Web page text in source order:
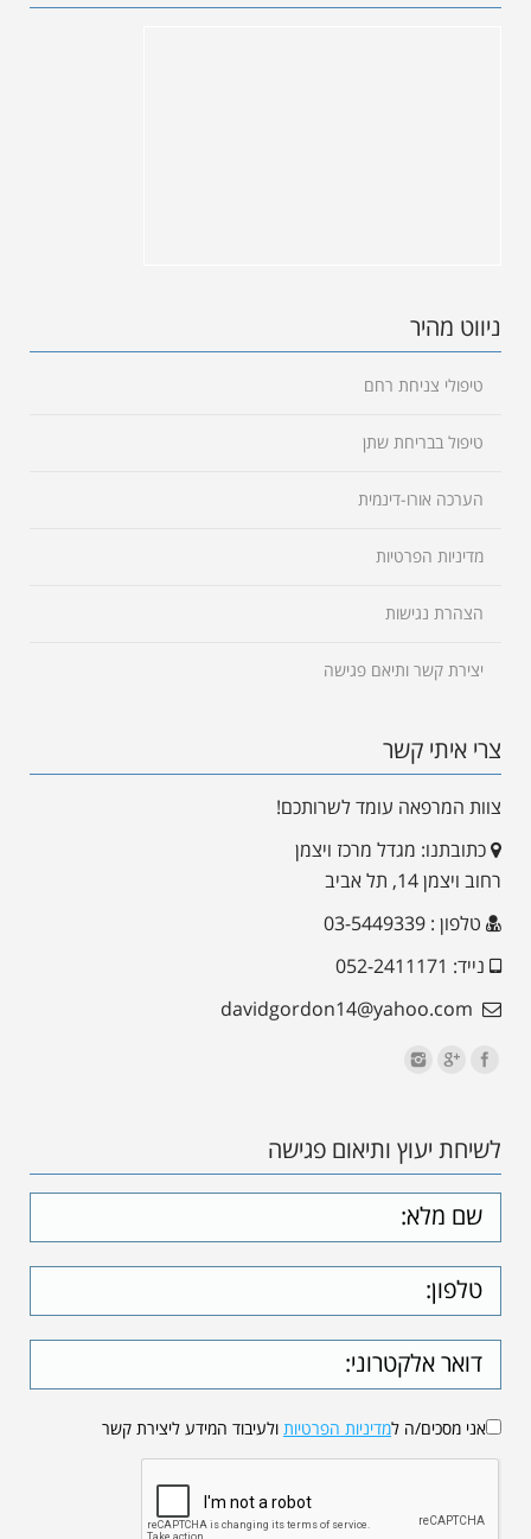
ניווט מהיר
טיפולי צניחת רחם
טיפול בבריחת שתן
הערכה אורו-דינמית
מדיניות הפרטיות
הצהרת נגישות
יצירת קשר ותיאם פגישה
צרי איתי קשר
צוות המרפאה עומד לשרותכם!
כתובתנו: מגדל מרכז ויצמן
רחוב ויצמן 14, תל אביב
טלפון : 03-5449339
נייד: 052-2411171
לשיחת יעוץ ותיאום פגישה
אני מסכים/ה למדיניות הפרטיות ולעיבוד המידע ליצירת קשר